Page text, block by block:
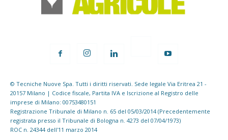
© Tecniche Nuove Spa. Tutti i diritti riservati. Sede legale Via Eritrea 21 -
20157 Milano | Codice fiscale, Partita IVA e Iscrizione al Registro delle
imprese di Milano: 00753480151
Registrazione Tribunale di Milano n. 65 del 05/03/2014 (Precedentemente
registrata presso il Tribunale di Bologna n. 4273 del 07/04/1973)
ROC n. 24344 dell'11 marzo 2014